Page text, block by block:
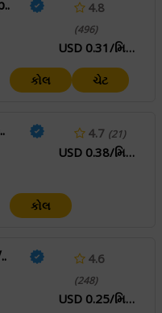
4.8
(496)
USD 0.31/મિનિટ
કોલ ચેટ
4.7 (21)
USD 0.38/મિનિટ
કોલ
4.6
(248)
USD 0.25/મિનિટ